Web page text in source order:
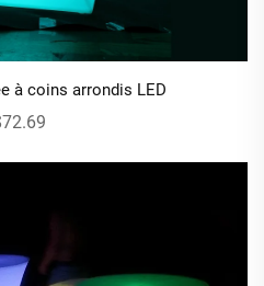
à coins arrondis LED